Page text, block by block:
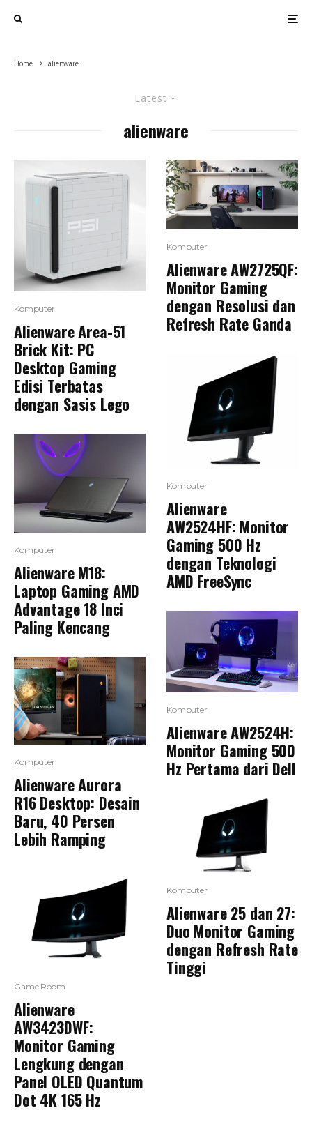
Home alienware
Latest
alienware
Komputer
Alienware Area-51
Brick Kit: PC
Desktop Gaming
Edisi Terbatas
dengan Sasis Lego
Komputer
Alienware M18:
Laptop Gaming AMD
Advantage 18 Inci
Paling Kencang
Komputer
Alienware Aurora
R16 Desktop: Desain
Baru, 40 Persen
Lebih Ramping
Game Room
Alienware
AW3423DWF:
Monitor Gaming
Lengkung dengan
Panel OLED Quantum
Dot 4K 165 Hz
Komputer
Alienware AW2725QF:
Monitor Gaming
dengan Resolusi dan
Refresh Rate Ganda
Komputer
Alienware
AW2524HF: Monitor
Gaming 500 Hz
dengan Teknologi
AMD FreeSync
Komputer
Alienware AW2524H:
Monitor Gaming 500
Hz Pertama dari Dell
Komputer
Alienware 25 dan 27:
Duo Monitor Gaming
dengan Refresh Rate
Tinggi